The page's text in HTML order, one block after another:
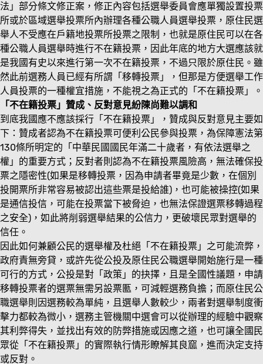
法」部分條文修正案，修正內容包括選舉委員會應單獨設置投票
所或於區域選舉投票所內辦理各種公職人員選舉投票，原住民選
舉人不受應在戶籍地投票所投票之限制，也就是原住民可以在各
種公職人員選舉時進行不在籍投票，因此年底的地方大選應該就
是我國有史以來進行第一次不在籍投票，不過只限於原住民。雖
然此前選務人員已經有所謂「移轉投票」，但那是方便選舉工作
人員投票的一種權宜措施，不能視之為正式的「不在籍投票」。
「不在籍投票」贊成、反對意見紛陳尚難以調和
到底我國應不應該採行「不在籍投票」，贊成與反對意見主要如
下：贊成者認為不在籍投票可便利公民參與投票，為保障憲法第
130條所明定的「中華民國國民年滿二十歲者，有依法選舉之
權」的重要方式；反對者則認為不在籍投票風險高，無法確保投
票之隱密性(如果是移轉投票，因為申請者畢竟是少數，在個別
投開票所非常容易被認出這些票是投給誰)，也可能被操控(如果
是通信投信，可能在投票當下被脅迫，也無法保證選票移轉過程
之安全)，如此將削弱選舉結果的公信力，更破壞民眾對選舉的
信任。
因此如何兼顧公民的選舉權及杜絕「不在籍投票」之可能流弊，
政府責無旁貸，或許先從公投及原住民公職選舉開始施行是一種
可行的方式，公投是對「政策」的抉擇，且是全國性議題，申請
移轉投票者的選票無需另設票匭，可減輕選務負擔；而原住民公
職選舉則因選務較為單純，且選舉人數較少，兩者對選舉制度衝
擊力都較為微小，選務主管機關中選會可以從辦理的經驗中觀察
其利弊得失，並找出有效的防弊措施或因應之道，也可讓全國民
眾從「不在籍投票」的實際執行情形瞭解其良窳，進而決定支持
或反對。